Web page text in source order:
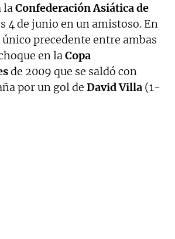
laConfederación Asiática de
4 de junio en un amistoso. En
precedente entre ambas
en laCopa
de 2009 que se saldó con
por un gol de David Villa (1-